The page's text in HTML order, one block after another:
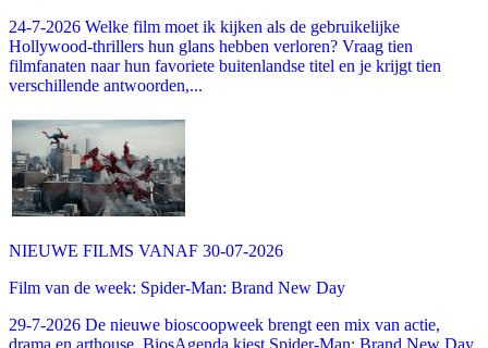
24-7-2026 Welke film moet ik kijken als de gebruikelijke
Hollywood-thrillers hun glans hebben verloren? Vraag tien
filmfanaten naar hun favoriete buitenlandse titel en je krijgt tien
verschillende antwoorden,...
NIEUWE FILMS VANAF 30-07-2026
Film van de week: Spider-Man: Brand New Day
29-7-2026 De nieuwe bioscoopweek brengt een mix van actie,
drama en arthouse. BiosAgenda kiest Spider-Man: Brand New Day